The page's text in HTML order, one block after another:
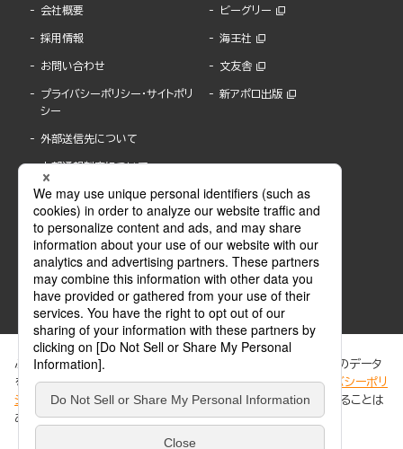
会社概要
採用情報
お問い合わせ
プライバシーポリシー・サイトポリ
シー
外部送信先について
内部通報制度について
ビーグリー
海王社
文友舎
新アポロ出版
ABJマークは、この電子書店・電子書籍配信サービスが、著作権者からコンテンツ使用許諾を
得た正規版配信サービスであることを示す登録商標(登録番号 第6091713号)です。
ABJマークの詳細、ABJマークを掲示しているサービスの一覧はこちら。
ぶんか社が運営するサイトでは、利便性向上のためにCookie等のデータ
を使用しています。 当社のCookieについての詳細は、「プライバシーポリ
シー
」をご覧ください。当サイトでは、訪問者の個人情報を追跡することは
ありません。